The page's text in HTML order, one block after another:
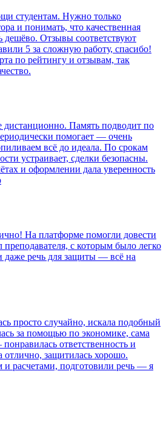
студентам. Нужно только
и понимать, что качественная
дешёво. Отзывы соответствуют
5 за сложную работу, спасибо!
по рейтингу и отзывам, так
Память подводит по
помогает — очень
всё до идеала. По срокам
устраивает, сделки безопасны.
и оформлении дала уверенность
На платформе помогли довести
с которым было легко
даже речь для защиты — всё на
просто случайно, искала подобный
за помощью по экономике, сама
ответственность и
отлично, защитилась хорошо.
расчетами, подготовили речь — я